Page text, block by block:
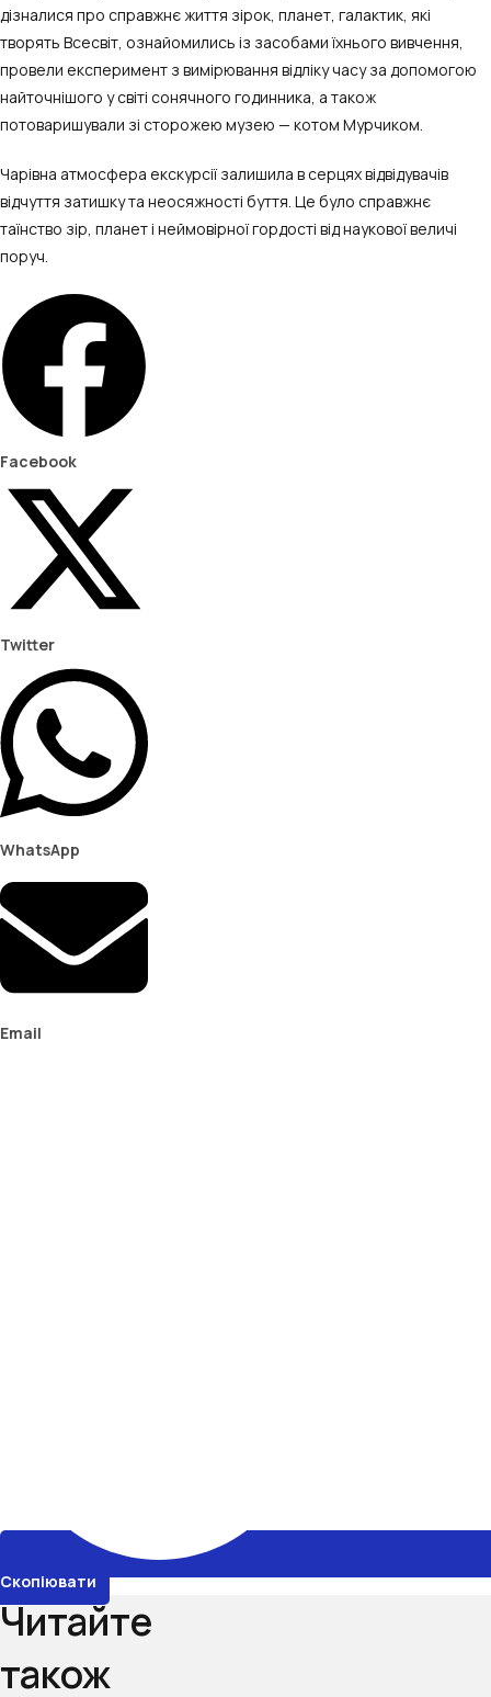
дізналися про справжнє життя зірок, планет, галактик, які
творять Всесвіт, ознайомились із засобами їхнього вивчення,
провели експеримент з вимірювання відліку часу за допомогою
найточнішого у світі сонячного годинника, а також
потоваришували зі сторожею музею — котом Мурчиком.
Чарівна атмосфера екскурсії залишила в серцях відвідувачів
відчуття затишку та неосяжності буття. Це було справжнє
таїнство зір, планет і неймовірної гордості від наукової величі
поруч.
Facebook
Twitter
WhatsApp
Email
Скопіювати
Читайте
також